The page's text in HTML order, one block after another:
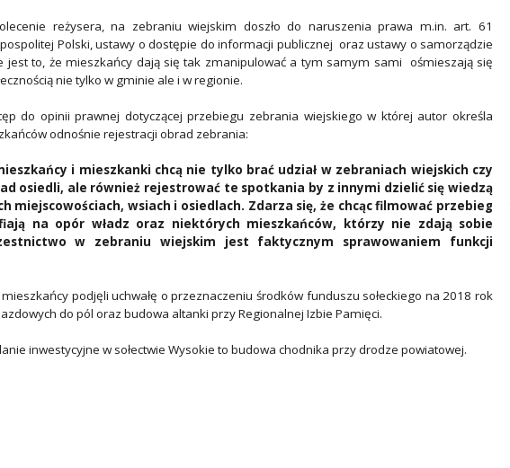
reżysera, na zebraniu wiejskim doszło do naruszenia prawa m.in. art. 61
Polski, ustawy o dostępie do informacji publicznej oraz ustawy o samorządzie
jest to, że mieszkańcy dają się tak zmanipulować a tym samym sami ośmieszają się
nie tylko w gminie ale i w regionie.
do opinii prawnej dotyczącej przebiegu zebrania wiejskiego w której autor określa
odnośnie rejestracji obrad zebrania:
i mieszkanki chcą nie tylko brać udział w zebraniach wiejskich czy
osiedli, ale również rejestrować te spotkania by z innymi dzielić się wiedzą
miejscowościach, wsiach i osiedlach. Zdarza się, że chcąc filmować przebieg
na opór władz oraz niektórych mieszkańców, którzy nie zdają sobie
w zebraniu wiejskim jest faktycznym sprawowaniem funkcji
podjęli uchwałę o przeznaczeniu środków funduszu sołeckiego na 2018 rok
do pól oraz budowa altanki przy Regionalnej Izbie Pamięci.
inwestycyjne w sołectwie Wysokie to budowa chodnika przy drodze powiatowej.